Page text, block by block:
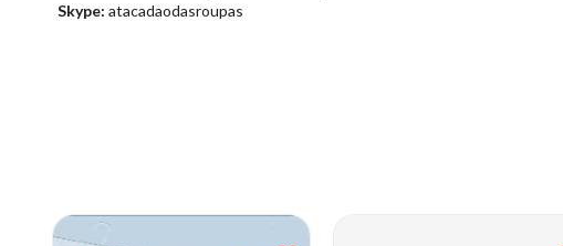
Skype: atacadaodasroupas